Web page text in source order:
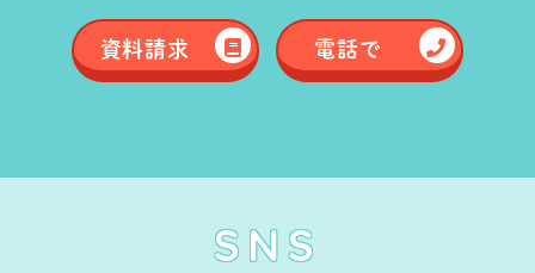
資料請求 電話で
SNS